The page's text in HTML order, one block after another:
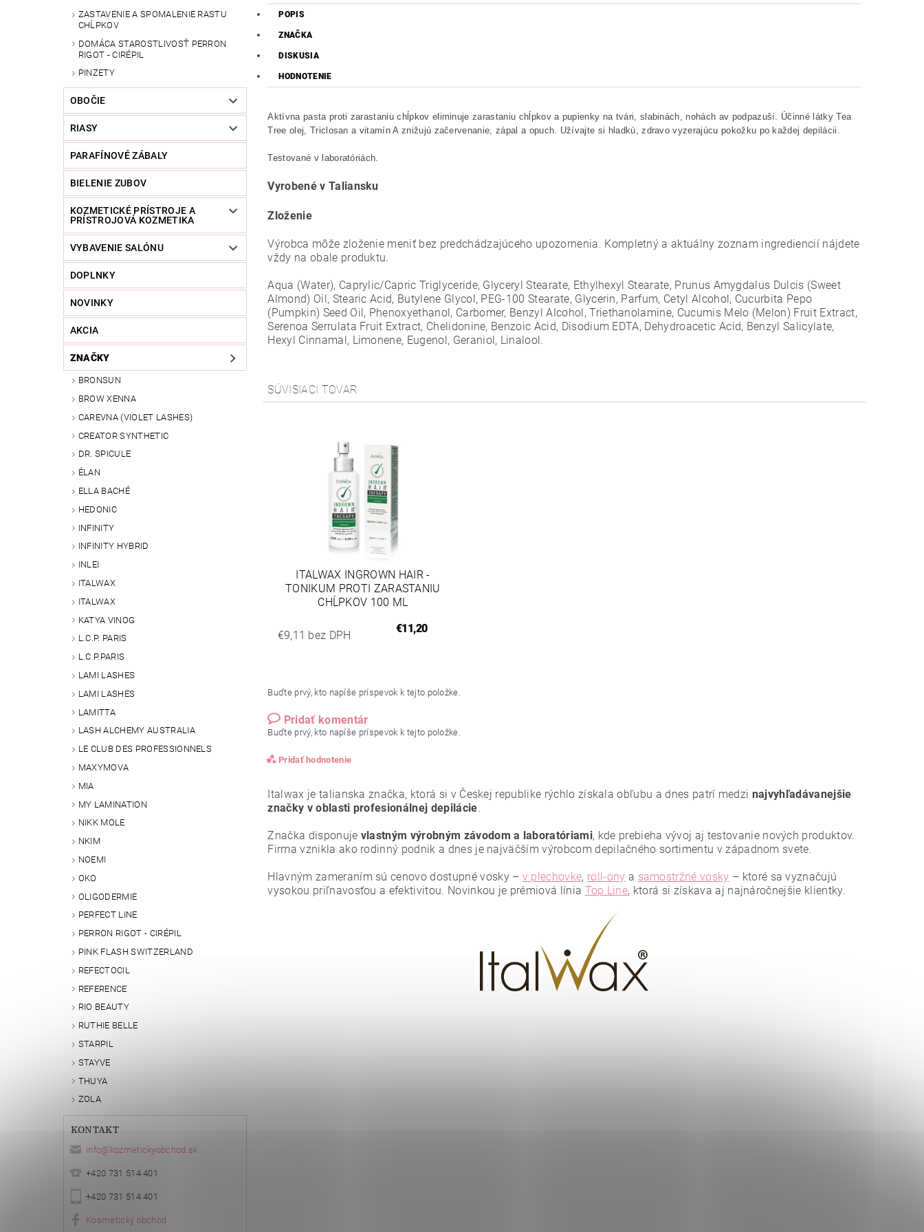
ZASTAVENIE A SPOMALENIE RASTU
CHĹPKOV
DOMÁCA STAROSTLIVOSŤ PERRON
RIGOT - CIRÉPIL
PINZETY
OBOČIE
RIASY
PARAFÍNOVÉ ZÁBALY
BIELENIE ZUBOV
KOZMETICKÉ PRÍSTROJE A
PRÍSTROJOVÁ KOZMETIKA
VYBAVENIE SALÓNU
DOPLNKY
NOVINKY
AKCIA
ZNAČKY
BRONSUN
BROW XENNA
CAREVNA (VIOLET LASHES)
CREATOR SYNTHETIC
DR. SPICULE
ÉLAN
ELLA BACHÉ
HEDONIC
INFINITY
INFINITY HYBRID
INLEI
ITALWAX
ITALWAX
KATYA VINOG
L.C.P. PARIS
L.C.P.PARIS
LAMI LASHES
LAMI LASHES
LAMITTA
LASH ALCHEMY AUSTRALIA
LE CLUB DES PROFESSIONNELS
MAXYMOVA
MIA
MY LAMINATION
NIKK MOLE
NKIM
NOEMI
OKO
OLIGODERMIE
PERFECT LINE
PERRON RIGOT - CIRÉPIL
PINK FLASH SWITZERLAND
REFECTOCIL
REFERENCE
RIO BEAUTY
RUTHIE BELLE
STARPIL
STAYVE
THUYA
ZOLA
KONTAKT
info@ kozmetickyobchod.sk
+420 731 514 401
+420 731 514 401
Kosmetický obchod
POPIS
ZNAČKA
DISKUSIA
HODNOTENIE
Aktívna pasta proti zarastaniu chĺpkov eliminuje zarastaniu chĺpkov a pupienky na tvári, slabinách, nohách av podpazuší. Účinné látky Tea
Tree olej, Triclosan a vitamín A znižujú začervenanie, zápal a opuch. Užívajte si hladkú, zdravo vyzerajúcu pokožku po každej depilácii.
Testované v laboratóriách.
Vyrobené v Taliansku
Zloženie
Výrobca môže zloženie meniť bez predchádzajúceho upozornenia. Kompletný a aktuálny zoznam ingrediencií nájdete
vždy na obale produktu.
Aqua (Water), Caprylic/Capric Triglyceride, Glyceryl Stearate, Ethylhexyl Stearate, Prunus Amygdalus Dulcis (Sweet
Almond) Oil, Stearic Acid, Butylene Glycol, PEG-100 Stearate, Glycerin, Parfum, Cetyl Alcohol, Cucurbita Pepo
(Pumpkin) Seed Oil, Phenoxyethanol, Carbomer, Benzyl Alcohol, Triethanolamine, Cucumis Melo (Melon) Fruit Extract,
Serenoa Serrulata Fruit Extract, Chelidonine, Benzoic Acid, Disodium EDTA, Dehydroacetic Acid, Benzyl Salicylate,
Hexyl Cinnamal, Limonene, Eugenol, Geraniol, Linalool.
SÚVISIACI TOVAR
ITALWAX INGROWN HAIR -
TONIKUM PROTI ZARASTANIU
CHĹPKOV 100 ML
€9,11 bez DPH
€11,20
Buďte prvý, kto napíše príspevok k tejto položke.
Pridať komentár
Buďte prvý, kto napíše príspevok k tejto položke.
Pridať hodnotenie
podmienkami ochrany osobných údajov
Italwax je talianska značka, ktorá si v Českej republike rýchlo získala obľubu a dnes patrí medzi najvyhľadávanejšie
značky v oblasti profesionálnej depilácie.
Značka disponuje vlastným výrobným závodom a laboratóriami, kde prebieha vývoj aj testovanie nových produktov.
Firma vznikla ako rodinný podnik a dnes je najväčším výrobcom depilačného sortimentu v západnom svete.
Hlavným zameraním sú cenovo dostupné vosky – v plechovke, roll-ony a samostržné vosky – ktoré sa vyznačujú
vysokou priľnavosťou a efektivitou. Novinkou je prémiová línia Top Line, ktorá si získava aj najnáročnejšie klientky.